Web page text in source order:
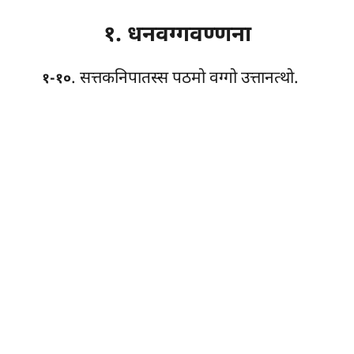
१. धनवग्गवण्णना
१-१०. सत्तकनिपातस्सपठमो वग्गो उत्तानत्थो.